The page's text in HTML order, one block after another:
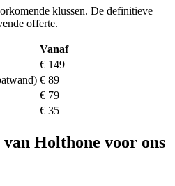
klussen. De definitieve
offerte.
Vanaf
€ 149
€ 89
€ 79
€ 35
Holthone voor ons